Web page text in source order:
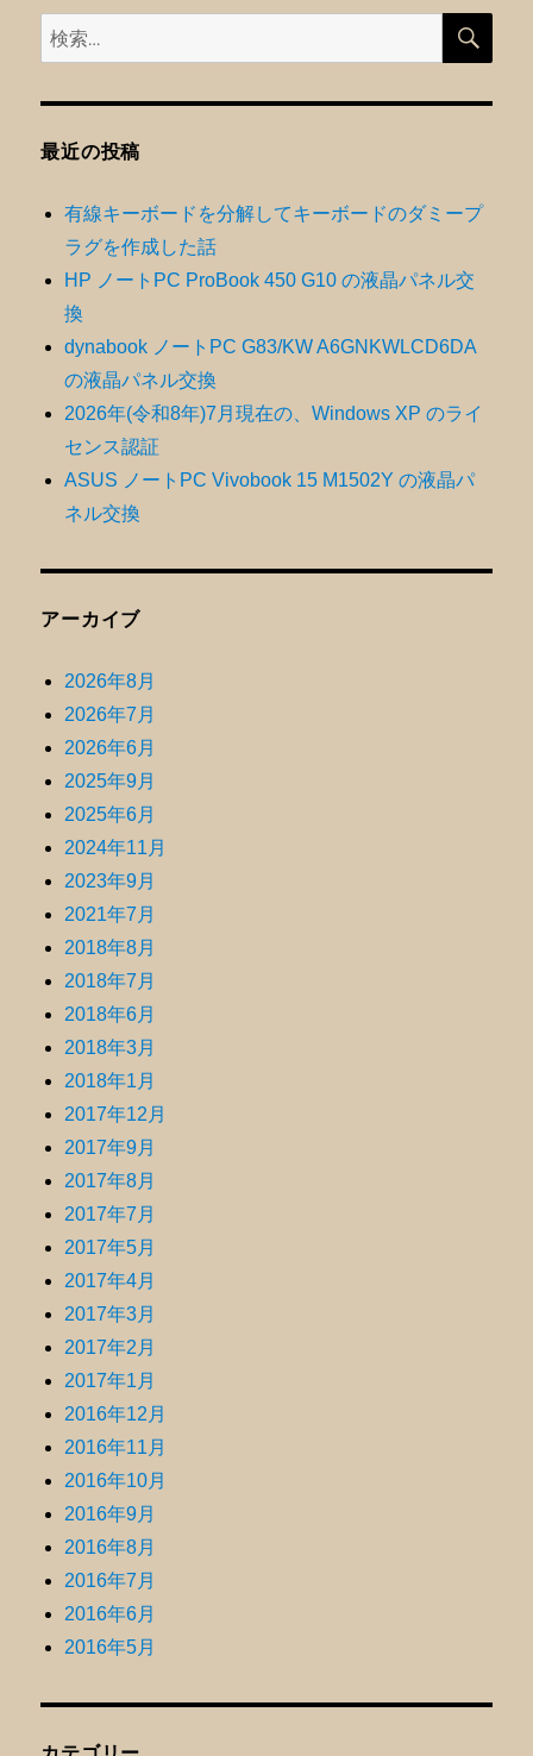
検
索:
検
最近の投稿
有線キーボードを分解してキーボードのダミープ
ラグを作成した話
HP ノートPC ProBook 450 G10 の液晶パネル交
換
dynabook ノートPC G83/KW A6GNKWLCD6DA
の液晶パネル交換
2026年(令和8年)7月現在の、Windows XP のライ
センス認証
ASUS ノートPC Vivobook 15 M1502Y の液晶パ
ネル交換
アーカイブ
2026年8月
2026年7月
2026年6月
2025年9月
2025年6月
2024年11月
2023年9月
2021年7月
2018年8月
2018年7月
2018年6月
2018年3月
2018年1月
2017年12月
2017年9月
2017年8月
2017年7月
2017年5月
2017年4月
2017年3月
2017年2月
2017年1月
2016年12月
2016年11月
2016年10月
2016年9月
2016年8月
2016年7月
2016年6月
2016年5月